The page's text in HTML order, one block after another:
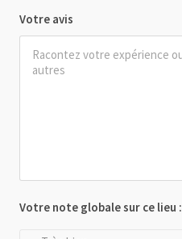
Votre avis
Votre note globale sur ce lieu :